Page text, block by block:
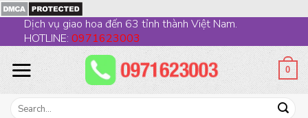
to
content
Dịch vụ giao hoa đến 63 tỉnh thành Việt Nam.
HOTLINE: 0971623003
0
Search